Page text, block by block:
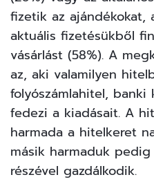
fizetik az ajándékokat,
aktuális fizetésükből
vásárlást (58%). A
az, aki valamilyen
folyószámlahitel, banki
fedezi a kiadásait. A
harmada a hitelkeret
másik harmaduk
részével gazdálkodik.